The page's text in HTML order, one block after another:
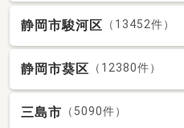
静岡市駿河区 （13452件）
静岡市葵区 （12380件）
三島市 （5090件）